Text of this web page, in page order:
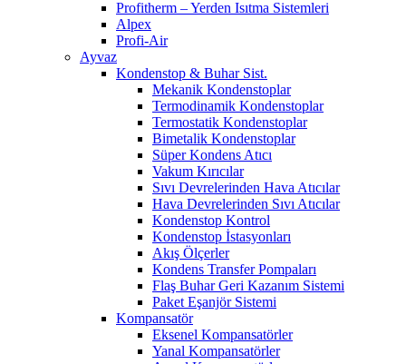
Profitherm – Yerden Isıtma Sistemleri
Alpex
Profi-Air
Ayvaz
Kondenstop & Buhar Sist.
Mekanik Kondenstoplar
Termodinamik Kondenstoplar
Termostatik Kondenstoplar
Bimetalik Kondenstoplar
Süper Kondens Atıcı
Vakum Kırıcılar
Sıvı Devrelerinden Hava Atıcılar
Hava Devrelerinden Sıvı Atıcılar
Kondenstop Kontrol
Kondenstop İstasyonları
Akış Ölçerler
Kondens Transfer Pompaları
Flaş Buhar Geri Kazanım Sistemi
Paket Eşanjör Sistemi
Kompansatör
Eksenel Kompansatörler
Yanal Kompansatörler